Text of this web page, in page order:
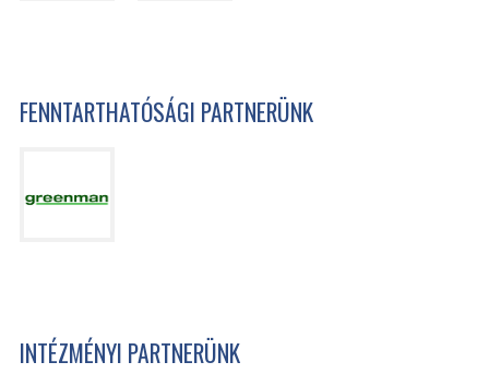
FENNTARTHATÓSÁGI PARTNERÜNK
INTÉZMÉNYI PARTNERÜNK